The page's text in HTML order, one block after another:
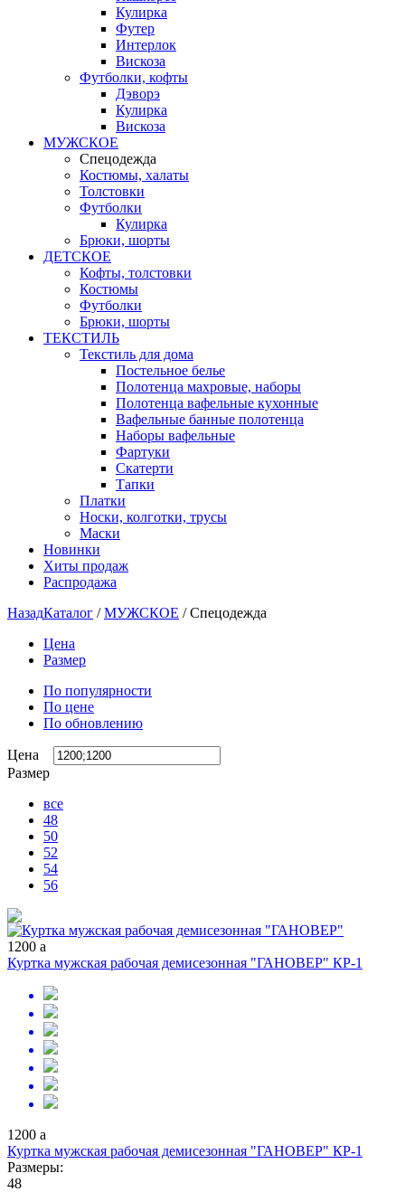
Кулирка
Футер
Интерлок
Вискоза
Футболки, кофты
Дэворэ
Кулирка
Вискоза
МУЖСКОЕ
Спецодежда
Костюмы, халаты
Толстовки
Футболки
Кулирка
Брюки, шорты
ДЕТСКОЕ
Кофты, толстовки
Костюмы
Футболки
Брюки, шорты
ТЕКСТИЛЬ
Текстиль для дома
Постельное белье
Полотенца махровые, наборы
Полотенца вафельные кухонные
Вафельные банные полотенца
Наборы вафельные
Фартуки
Скатерти
Тапки
Платки
Носки, колготки, трусы
Маски
Новинки
Хиты продаж
Распродажа
НазадКаталог /МУЖСКОЕ /Спецодежда
Цена
Размер
По популярности
По цене
По обновлению
Цена
Размер
все
48
50
52
54
56
1200 a
Куртка мужская рабочая демисезонная "ГАНОВЕР" КР-1
1200 a
Куртка мужская рабочая демисезонная "ГАНОВЕР" КР-1
Размеры:
48